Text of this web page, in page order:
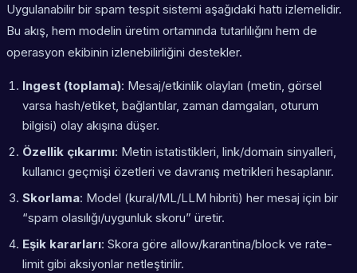
Uygulanabilir bir spam tespit sistemi aşağıdaki hattı izlemelidir.
Bu akış, hem modelin üretim ortamında tutarlılığını hem de
operasyon ekibinin izlenebilirliğini destekler.
Ingest (toplama): Mesaj/etkinlik olayları (metin, görsel
varsa hash/etiket, bağlantılar, zaman damgaları, oturum
bilgisi) olay akışına düşer.
Özellik çıkarımı: Metin istatistikleri, link/domain sinyalleri,
kullanıcı geçmişi özetleri ve davranış metrikleri hesaplanır.
Skorlama: Model (kural/ML/LLM hibriti) her mesaj için bir
“spam olasılığı/uygunluk skoru” üretir.
Eşik kararları: Skora göre allow/karantina/block ve rate-
limit gibi aksiyonlar netleştirilir.